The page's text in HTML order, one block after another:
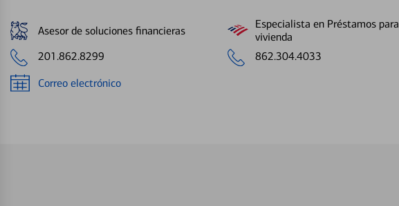
Asesor de soluciones financieras
201.862.8299
Correo electrónico
Especialista en Préstamos para
vivienda
862.304.4033